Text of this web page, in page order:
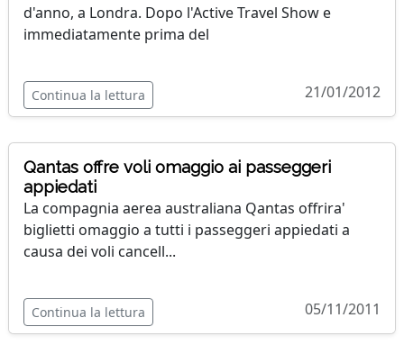
d'anno, a Londra. Dopo l'Active Travel Show e
immediatamente prima del
Continua la lettura 21/01/2012
Qantas offre voli omaggio ai passeggeri
appiedati
La compagnia aerea australiana Qantas offrira'
biglietti omaggio a tutti i passeggeri appiedati a
causa dei voli cancell...
Continua la lettura 05/11/2011